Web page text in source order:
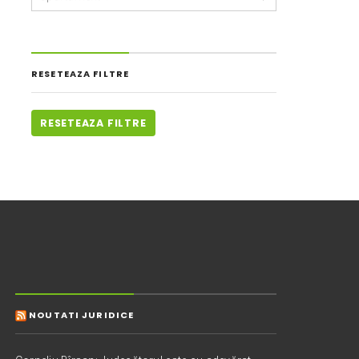
RESETEAZA FILTRE
RESETEAZA FILTRE
NOUTATI JURIDICE